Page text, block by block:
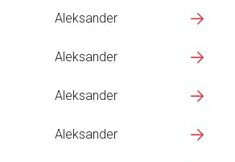
Aleksander
Aleksander
Aleksander
Aleksander